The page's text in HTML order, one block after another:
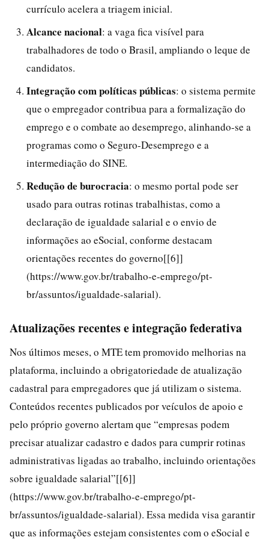
currículo acelera a triagem inicial.
Alcance nacional: a vaga fica visível para
trabalhadores de todo o Brasil, ampliando o leque de
candidatos.
Integração com políticas públicas: o sistema permite
que o empregador contribua para a formalização do
emprego e o combate ao desemprego, alinhando-se a
programas como o Seguro-Desemprego e a
intermediação do SINE.
Redução de burocracia: o mesmo portal pode ser
usado para outras rotinas trabalhistas, como a
declaração de igualdade salarial e o envio de
informações ao eSocial, conforme destacam
orientações recentes do governo[[6]]
(https://www.gov.br/trabalho-e-emprego/pt-
br/assuntos/igualdade-salarial).
Atualizações recentes e integração federativa
Nos últimos meses, o MTE tem promovido melhorias na
plataforma, incluindo a obrigatoriedade de atualização
cadastral para empregadores que já utilizam o sistema.
Conteúdos recentes publicados por veículos de apoio e
pelo próprio governo alertam que “empresas podem
precisar atualizar cadastro e dados para cumprir rotinas
administrativas ligadas ao trabalho, incluindo orientações
sobre igualdade salarial”[[6]]
(https://www.gov.br/trabalho-e-emprego/pt-
br/assuntos/igualdade-salarial). Essa medida visa garantir
que as informações estejam consistentes com o eSocial e